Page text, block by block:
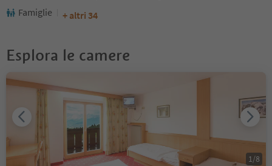
Famiglie
+ altri 34
Esplora le camere
1/8